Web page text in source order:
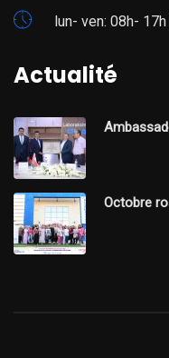
lun- ven: 08h-
Actualité
Octobre